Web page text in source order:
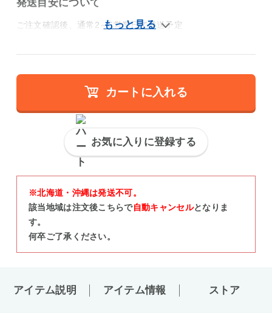
発送目安について
ご注文確認後、通常2～5営業日で発送予定
カートに入れる
お気に入りに登録する
※北海道・沖縄は発送不可。
該当地域は注文後こちらで自動キャンセルとなりま
す。
何卒ご了承ください。
アイテム説明 アイテム情報 ストア